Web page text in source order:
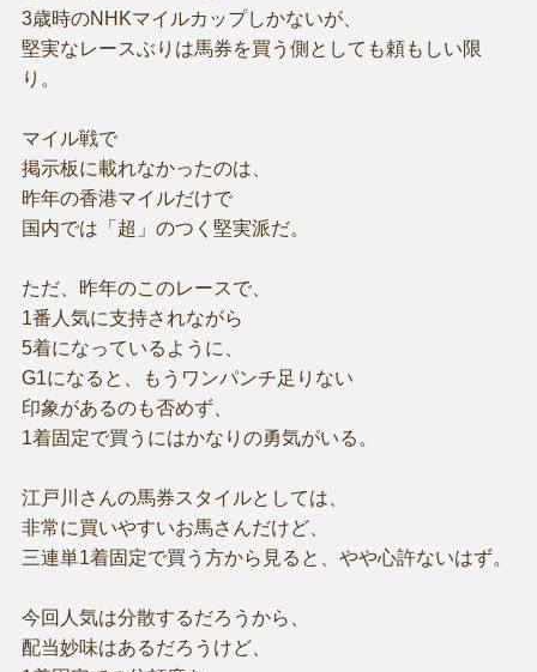
3歳時のNHKマイルカップしかないが、
堅実なレースぶりは馬券を買う側としても頼もしい限
り。
マイル戦で
掲示板に載れなかったのは、
昨年の香港マイルだけで
国内では「超」のつく堅実派だ。
ただ、昨年のこのレースで、
1番人気に支持されながら
5着になっているように、
G1になると、もうワンパンチ足りない
印象があるのも否めず、
1着固定で買うにはかなりの勇気がいる。
江戸川さんの馬券スタイルとしては、
非常に買いやすいお馬さんだけど、
三連単1着固定で買う方から見ると、やや心許ないはず。
今回人気は分散するだろうから、
配当妙味はあるだろうけど、